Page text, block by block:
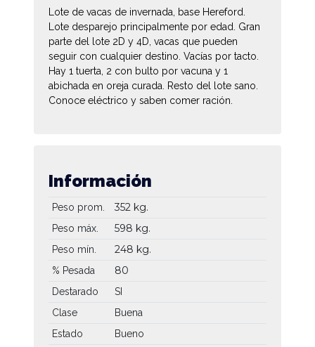
Lote de vacas de invernada, base Hereford.
Lote desparejo principalmente por edad. Gran
parte del lote 2D y 4D, vacas que pueden
seguir con cualquier destino. Vacías por tacto.
Hay 1 tuerta, 2 con bulto por vacuna y 1
abichada en oreja curada. Resto del lote sano.
Conoce eléctrico y saben comer ración.
Información
Peso prom. 352 kg.
Peso máx. 598 kg.
Peso mín. 248 kg.
% Pesada 80
Destarado
SI
Clase
Buena
Estado
Bueno